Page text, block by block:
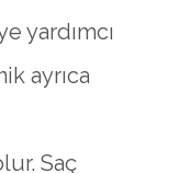
yardımcı
ayrıca
Saç